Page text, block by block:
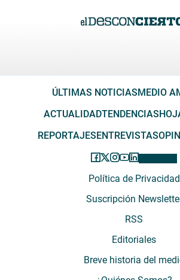
ÚLTIMAS NOTICIASMEDIO
ACTUALIDADTENDENCIAS
REPORTAJESENTREVISTAS
Política de Privacidad
Suscripción
RSS
Editoriales
Breve historia del